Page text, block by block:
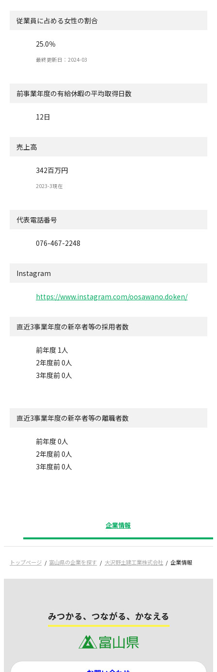
従業員に占める女性の割合
25.0％
最終更新日：2024-03
前事業年度の有給休暇の平均取得日数
12日
売上高
342百万円
2023-3現在
代表電話番号
076-467-2248
Instagram
https://www.instagram.com/oosawano.doken/
直近3事業年度の新卒者等の採用者数
前年度 1人
2年度前 0人
3年度前 0人
直近3事業年度の新卒者等の離職者数
前年度 0人
2年度前 0人
3年度前 0人
企業情報
トップページ 富山県の企業を探す 大沢野土建工業株式会社 企業情報
みつかる、つながる、かなえる